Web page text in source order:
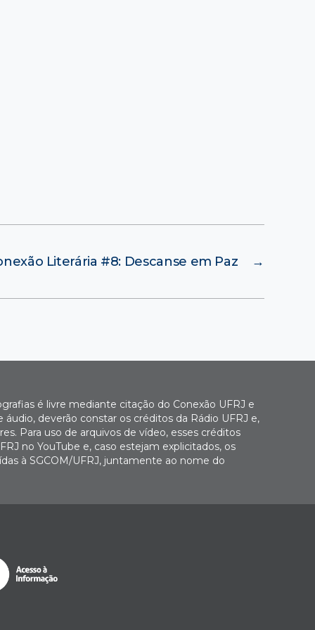
→
Literária #8: Descanse em Paz
é livre mediante citação do Conexão UFRJ e
deverão constar os créditos da Rádio UFRJ e,
Para uso de arquivos de vídeo, esses créditos
no YouTube e, caso estejam explicitados, os
à SGCOM/UFRJ, juntamente ao nome do